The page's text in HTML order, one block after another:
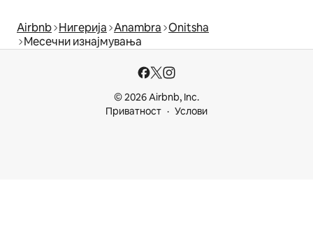
Airbnb Нигерија Anambra Onitsha
Месечни изнајмувања
© 2026 Airbnb, Inc.
Приватност
Услови